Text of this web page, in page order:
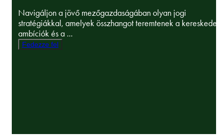
Navigáljon a jövő mezőgazdaságában olyan jogi
stratégiákkal, amelyek összhangot teremtenek a
ambíciók és a ...
Fedezze fel